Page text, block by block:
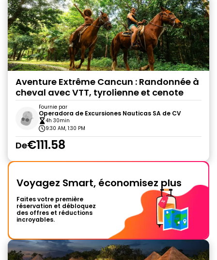
Aventure Extrême Cancun : Randonnée à
cheval avec VTT, tyrolienne et cenote
Fournie par
Operadora de Excursiones Nauticas SA de CV
4h 30min
9:30 AM, 1:30 PM
De€111.58
Voyagez Smart, économisez plus
Faites votre première
réservation et débloquez
des offres et réductions
incroyables.